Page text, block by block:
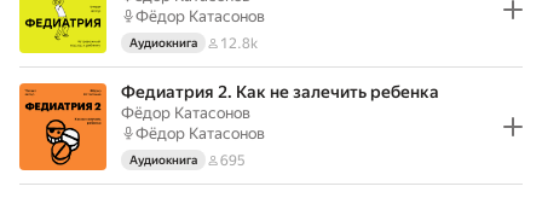
Фёдор Катасонов
Аудиокнига 12.8k
Федиатрия 2. Как не залечить ребенка
Фёдор Катасонов
Фёдор Катасонов
Аудиокнига 695